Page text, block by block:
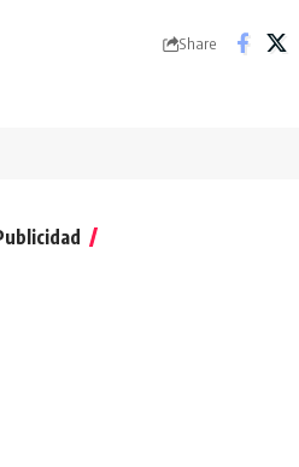
Share